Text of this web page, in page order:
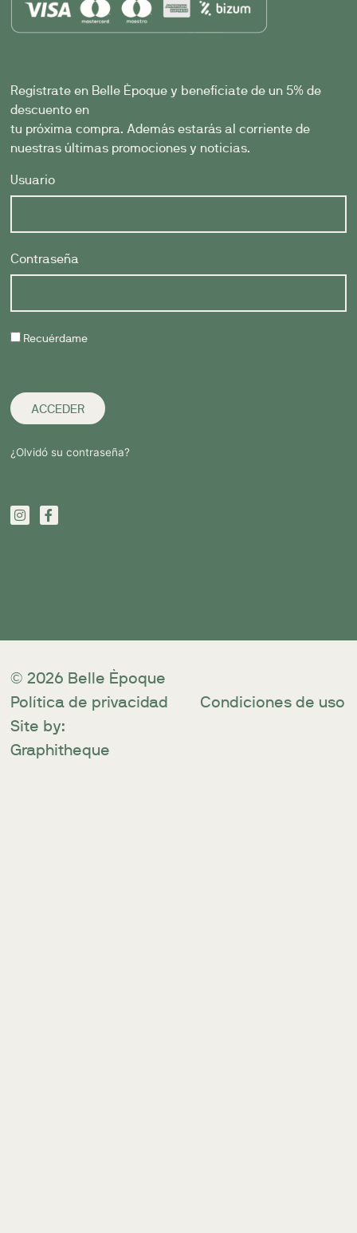
Regístrate en Belle Èpoque y benefíciate de un 5% de
descuento en
tu próxima compra. Además estarás al corriente de
nuestras últimas promociones y noticias.
Usuario
Contraseña
Recuérdame
ACCEDER
¿Olvidó su contraseña?
© 2026 Belle Èpoque
Política de privacidad Condiciones de uso
Site by:
Graphitheque